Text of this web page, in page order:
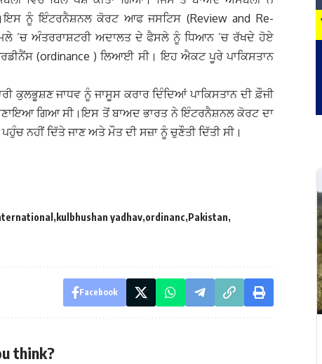
ਨੂੰ ਇੰਟਰਨੈਸ਼ਨਲ ਕੋਰਟ ਆਫ ਜਸਟਿਸ (Review and Re-
’ਚ ਅੰਤਰਰਾਸ਼ਟਰੀ ਅਦਾਲਤ ਦੇ ਫੈਸਲੇ ਨੂੰ ਧਿਆਨ ’ਚ ਰੱਖਦੇ ਹੋਏ
(ordinance ) ਲਿਆਈ ਸੀ। ਇਹ ਐਕਟ ਪੂਰੇ ਪਾਕਿਸਤਾਨ
ਕੁਲਭੂਸ਼ਣ ਜਾਧਵ ਨੂੰ ਜਾਸੂਸ ਕਰਾਰ ਦਿੰਦਿਆਂ ਪਾਕਿਸਤਾਨ ਦੀ ਫ਼ੌਜੀ
ਗਿਆ ਸੀ।ਇਸ ਤੋਂ ਬਾਅਦ ਭਾਰਤ ਨੇ ਇੰਟਰਨੈਸ਼ਨਲ ਕੋਰਟ ਦਾ
ਨਹੀਂ ਦਿੱਤੇ ਜਾਣ ਅਤੇ ਮੌਤ ਦੀ ਸਜ਼ਾ ਨੂੰ ਚੁਣੌਤੀ ਦਿੱਤੀ ਸੀ।
kulbhushan yadhav ordinanc Pakistan
Facebook
think?